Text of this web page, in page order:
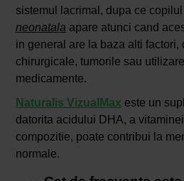
sistemul lacrimal, dupa ce
neonatala apare atunci cand
in general are la baza alti factori,
chirurgicale, tumorile sau
medicamente.
Naturalis VizualMax este un
datorita acidului DHA, a
compozitie, poate contribui la
normale.